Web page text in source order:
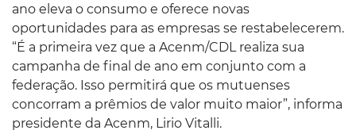
ano eleva o consumo e oferece novas
oportunidades para as empresas se restabelecerem.
“É a primeira vez que a Acenm/CDL realiza sua
campanha de final de ano em conjunto com a
federação. Isso permitirá que os mutuenses
concorram a prêmios de valor muito maior”, informa
presidente da Acenm, Lirio Vitalli.